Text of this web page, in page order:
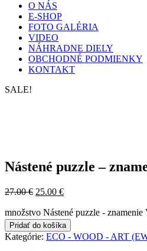
O NÁS
E-SHOP
FOTO GALÉRIA
VIDEO
NÁHRADNE DIELY
OBCHODNÉ PODMIENKY
KONTAKT
SALE!
Nástené puzzle –
27.00€ 25.00 €
množstvo Nástené puzzle -
Pridať do košíka
Kategórie: ECO - WOOD - ART